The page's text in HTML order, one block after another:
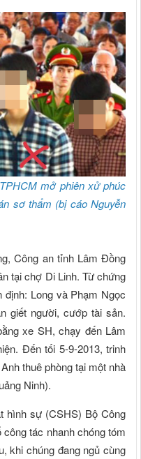
mở phiên xử phúc
sơ thẩm (bị cáo Nguyễn
Công an tỉnh Lâm Đồng
tại chợ Di Linh. Từ chứng
Long và Phạm Ngọc
giết người, cướp tài sản.
xe SH, chạy đến Lâm
Đến tối 5-9-2013, trinh
thuê phòng tại một nhà
Ninh).
sự (CSHS) Bộ Công
tác nhanh chóng tóm
khi chúng đang ngủ cùng